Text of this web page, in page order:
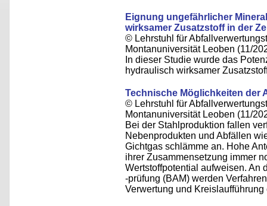
Eignung ungefährlicher
wirksamer Zusatzstoff in der
© Lehrstuhl für
Montanuniversität Leoben (11/
In dieser Studie wurde das
hydraulisch wirksamer
Technische Möglichkeiten der
© Lehrstuhl für
Montanuniversität Leoben (11/
Bei der Stahlproduktion fallen
Nebenprodukten und Abfällen
Gichtgas schlämme an. Hohe
ihrer Zusammensetzung immer
Wertstoffpotential aufweisen. An
-prüfung (BAM) werden
Verwertung und